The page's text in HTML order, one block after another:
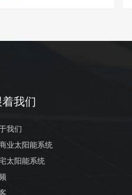
年1月投入使用，运行稳
清洁、稳定的太阳能，并建立
着我们
我们
业太阳能系统
太阳能系统